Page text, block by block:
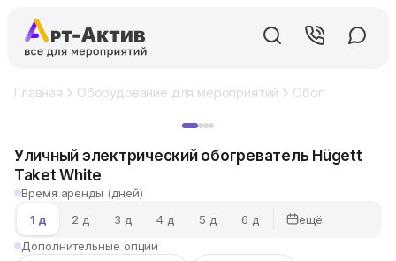
Главная Оборудование для мероприятий Обогреватели
Уличный электрический обогреватель Hügett
Taket White
Время аренды (дней)
1 д
2 д 3 д 4 д 5 д 6 д
ещё
Дополнительные опции